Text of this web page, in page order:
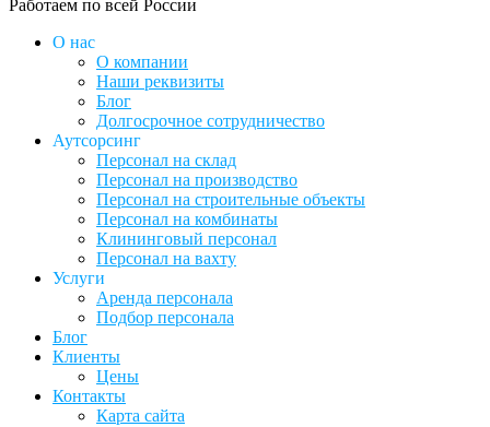
Работаем по всей России
О нас
О компании
Наши реквизиты
Блог
Долгосрочное сотрудничество
Аутсорсинг
Персонал на склад
Персонал на производство
Персонал на строительные объекты
Персонал на комбинаты
Клининговый персонал
Персонал на вахту
Услуги
Аренда персонала
Подбор персонала
Блог
Клиенты
Цены
Контакты
Карта сайта